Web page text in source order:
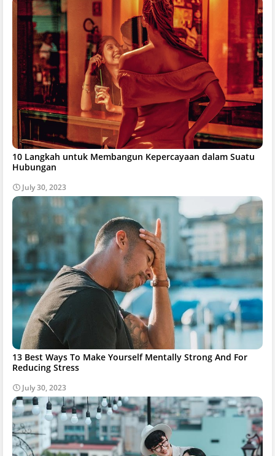
10 Langkah untuk Membangun Kepercayaan dalam Suatu
Hubungan
July 30, 2023
13 Best Ways To Make Yourself Mentally Strong And For
Reducing Stress
July 30, 2023